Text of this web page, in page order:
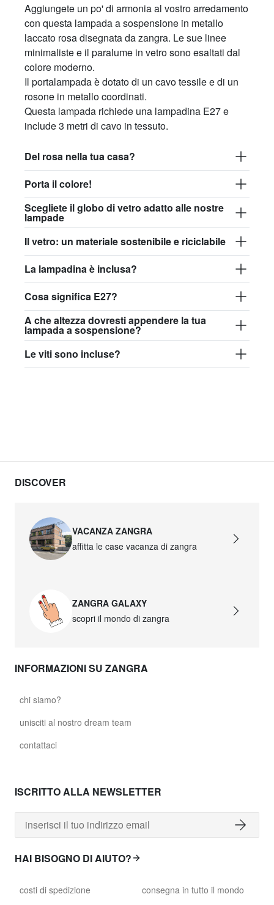
Aggiungete un po' di armonia al vostro arredamento
con questa lampada a sospensione in metallo
laccato rosa disegnata da zangra. Le sue linee
minimaliste e il paralume in vetro sono esaltati dal
colore moderno.
Il portalampada è dotato di un cavo tessile e di un
rosone in metallo coordinati.
Questa lampada richiede una lampadina E27 e
include 3 metri di cavo in tessuto.
Del rosa nella tua casa?
Porta il colore!
Scegliete il globo di vetro adatto alle nostre
lampade
Il vetro: un materiale sostenibile e riciclabile
La lampadina è inclusa?
Cosa significa E27?
A che altezza dovresti appendere la tua
lampada a sospensione?
Le viti sono incluse?
DISCOVER
VACANZA ZANGRA
affitta le case vacanza di zangra
ZANGRA GALAXY
scopri il mondo di zangra
INFORMAZIONI SU ZANGRA
chi siamo?
unisciti al nostro dream team
contattaci
ISCRITTO ALLA NEWSLETTER
HAI BISOGNO DI AIUTO?
costi di spedizione consegna in tutto il mondo